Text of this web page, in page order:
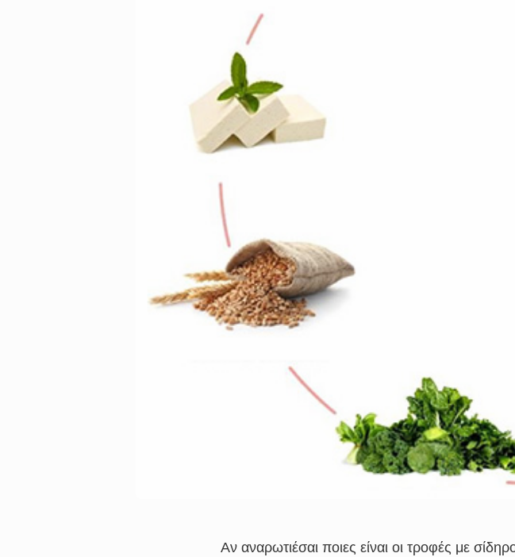
Αν αναρωτιέσαι ποιες είναι οι τροφές με